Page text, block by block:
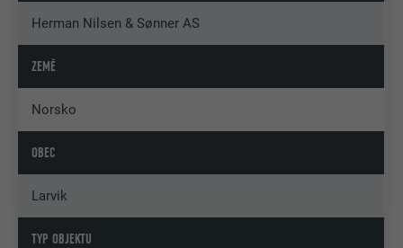
Herman Nilsen & Sønner AS
ZEMĚ
Norsko
OBEC
Larvik
TYP OBJEKTU